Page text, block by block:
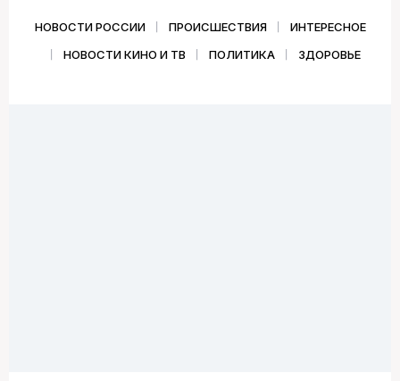
НОВОСТИ РОССИИ ПРОИСШЕСТВИЯ
ИНТЕРЕСНОЕ
НОВОСТИ КИНО И ТВ
ПОЛИТИКА ЗДОРОВЬЕ